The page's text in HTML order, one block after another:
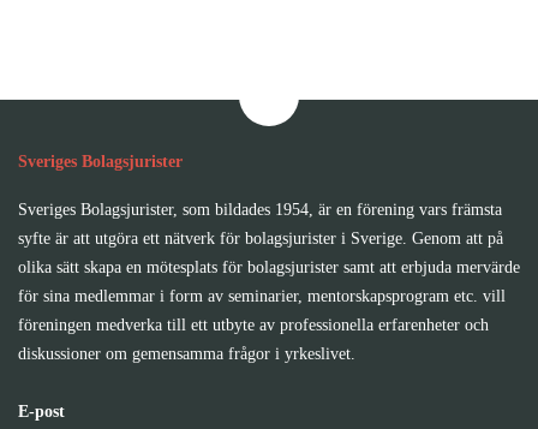
Sveriges Bolagsjurister
Sveriges Bolagsjurister, som bildades 1954, är en förening vars främsta
syfte är att utgöra ett nätverk för bolagsjurister i Sverige. Genom att på
olika sätt skapa en mötesplats för bolagsjurister samt att erbjuda mervärde
för sina medlemmar i form av seminarier, mentorskapsprogram etc. vill
föreningen medverka till ett utbyte av professionella erfarenheter och
diskussioner om gemensamma frågor i yrkeslivet.
E-post